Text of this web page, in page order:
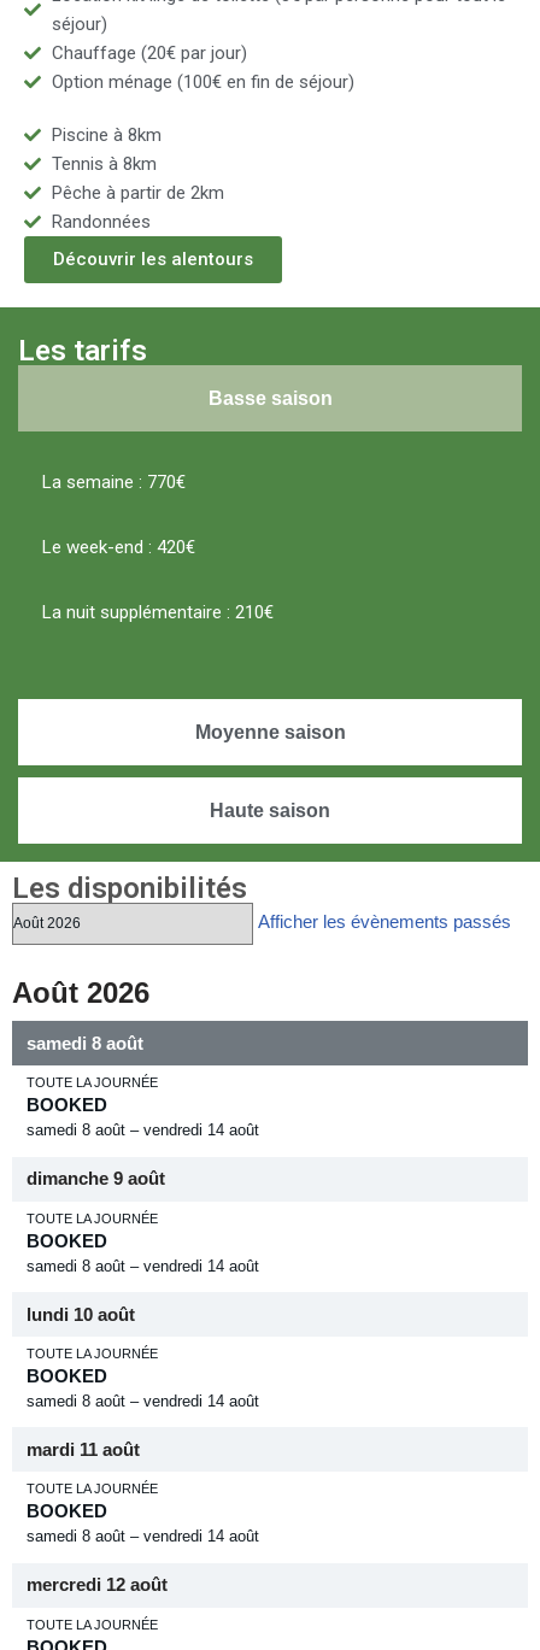
séjour)
Chauffage (20€ par jour)
Option ménage (100€ en fin de séjour)
Piscine à 8km
Tennis à 8km
Pêche à partir de 2km
Randonnées
Découvrir les alentours
Les tarifs
Basse saison
Moyenne saison
Haute saison
La semaine : 770€
Le week-end : 420€
La nuit supplémentaire : 210€
Les disponibilités
Afficher les évènements passés
Août 2026
samedi 8 août
TOUTE LA JOURNÉE
BOOKED
samedi 8 août – vendredi 14 août
dimanche 9 août
TOUTE LA JOURNÉE
BOOKED
samedi 8 août – vendredi 14 août
lundi 10 août
TOUTE LA JOURNÉE
BOOKED
samedi 8 août – vendredi 14 août
mardi 11 août
TOUTE LA JOURNÉE
BOOKED
samedi 8 août – vendredi 14 août
mercredi 12 août
TOUTE LA JOURNÉE